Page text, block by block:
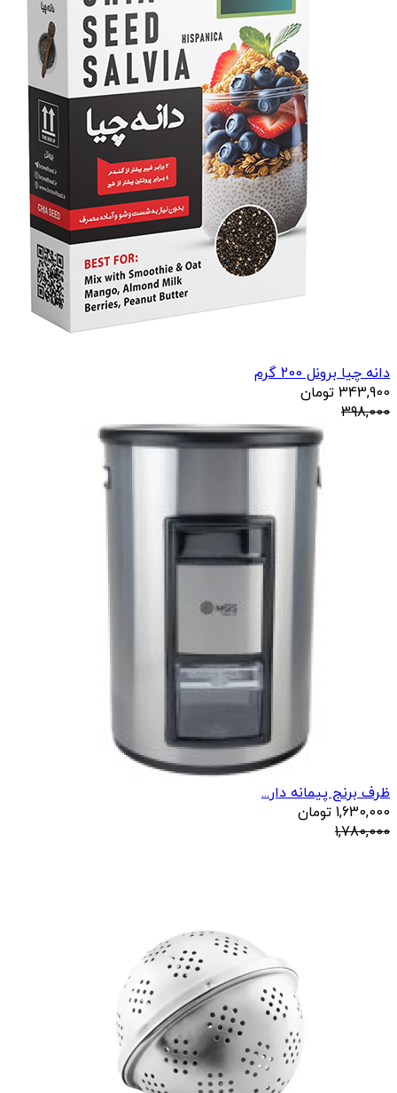
دانه چیا برونل 200 گرم
343,900 تومان
398,000
ظرف برنج پیمانه دار...
1,630,000 تومان
1,780,000